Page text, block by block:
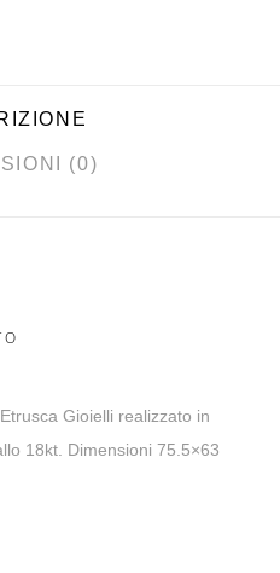
(0)
Gioielli realizzato in
18kt. Dimensioni 75.5×63